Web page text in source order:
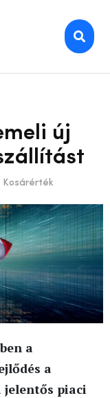
új
Kosárérték
a
a
piaci